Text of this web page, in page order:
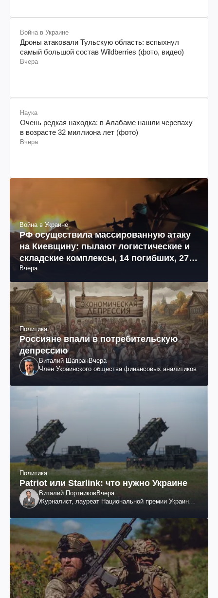
Война в Украине
Дроны атаковали Тульскую область: вспыхнул
самый большой состав Wildberries (фото, видео)
Вчера
Наука
Очень редкая находка: в Алабаме нашли черепаху
в возрасте 32 миллиона лет (фото)
Вчера
Война в Украине
РФ осуществила массированную атаку
на Киевщину: пылают логистические и
складские комплексы, 14 погибших, 27
раненых (фото, видео)
Вчера
Политика
Россияне впали в потребительскую
депрессию
Виталий ШапранВчера
Член Украинского общества финансовых аналитиков
Политика
Patriot или Starlink: что нужно Украине
Виталий ПортниковВчера
Журналист, лауреат Национальной премии Украины